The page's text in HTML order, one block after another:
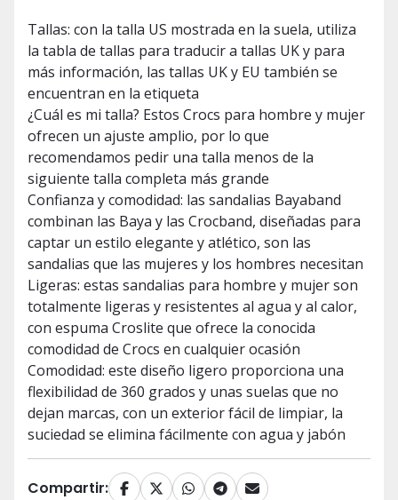
Tallas: con la talla US mostrada en la suela, utiliza
la tabla de tallas para traducir a tallas UK y para
más información, las tallas UK y EU también se
encuentran en la etiqueta
¿Cuál es mi talla? Estos Crocs para hombre y mujer
ofrecen un ajuste amplio, por lo que
recomendamos pedir una talla menos de la
siguiente talla completa más grande
Confianza y comodidad: las sandalias Bayaband
combinan las Baya y las Crocband, diseñadas para
captar un estilo elegante y atlético, son las
sandalias que las mujeres y los hombres necesitan
Ligeras: estas sandalias para hombre y mujer son
totalmente ligeras y resistentes al agua y al calor,
con espuma Croslite que ofrece la conocida
comodidad de Crocs en cualquier ocasión
Comodidad: este diseño ligero proporciona una
flexibilidad de 360 grados y unas suelas que no
dejan marcas, con un exterior fácil de limpiar, la
suciedad se elimina fácilmente con agua y jabón
Compartir: